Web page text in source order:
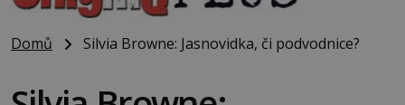
Domů Silvia Browne: Jasnovidka, či podvodnice?